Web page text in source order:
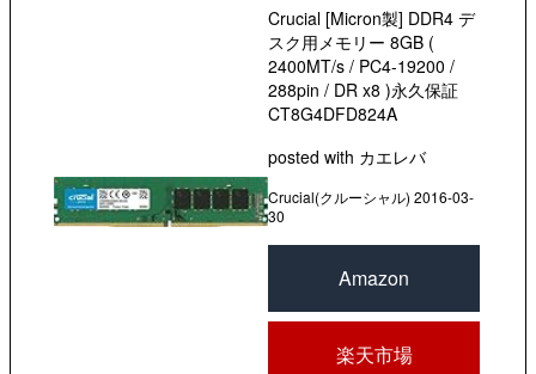
Crucial [Micron製] DDR4 デ
スク用メモリー 8GB (
2400MT/s / PC4-19200 /
288pin / DR x8 )永久保証
CT8G4DFD824A
posted with カエレバ
Crucial(クルーシャル) 2016-03-
30
Amazon
楽天市場